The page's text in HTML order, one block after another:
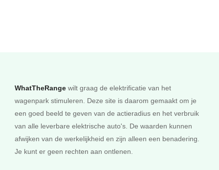
€ 10.371,-
KLEUR NAAR KEUZE
WhatTheRange wilt graag de elektrificatie van het
wagenpark stimuleren. Deze site is daarom gemaakt om je
een goed beeld te geven van de actieradius en het verbruik
van alle leverbare elektrische auto's. De waarden kunnen
afwijken van de werkelijkheid en zijn alleen een benadering.
Je kunt er geen rechten aan ontlenen.